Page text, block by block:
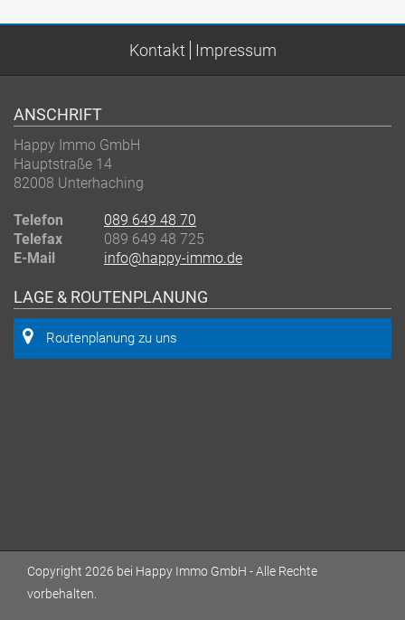
Kontakt Impressum
ANSCHRIFT
Happy Immo GmbH
Hauptstraße 14
82008 Unterhaching
Telefon
089 649 48 70
Telefax
089 649 48 725
E-Mail
info@happy-immo.de
LAGE & ROUTENPLANUNG
Routenplanung zu uns
Copyright 2026 bei Happy Immo GmbH - Alle Rechte
vorbehalten.